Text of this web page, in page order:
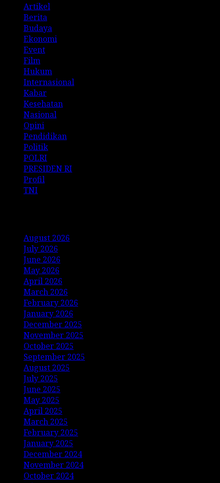
Artikel
Berita
Budaya
Ekonomi
Event
Film
Hukum
Internasional
Kabar
Kesehatan
Nasional
Opini
Pendidikan
Politik
POLRI
PRESIDEN RI
Profil
TNI
August 2026
July 2026
June 2026
May 2026
April 2026
March 2026
February 2026
January 2026
December 2025
November 2025
October 2025
September 2025
August 2025
July 2025
June 2025
May 2025
April 2025
March 2025
February 2025
January 2025
December 2024
November 2024
October 2024